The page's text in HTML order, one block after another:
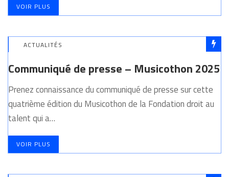
VOIR PLUS
ACTUALITÉS
Communiqué de presse – Musicothon 2025
Prenez connaissance du communiqué de presse sur cette
quatrième édition du Musicothon de la Fondation droit au
talent qui a…
VOIR PLUS